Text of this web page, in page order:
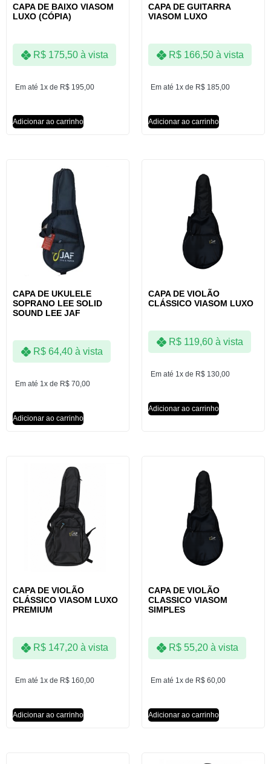
CAPA DE BAIXO VIASOM
LUXO (CÓPIA)
Em até 1x de R$ 195,00
R$175,50 à vista
Adicionar ao carrinho
CAPA DE GUITARRA
VIASOM LUXO
Em até 1x de R$ 185,00
R$166,50 à vista
Adicionar ao carrinho
CAPA DE UKULELE
SOPRANO LEE SOLID
SOUND LEE JAF
Em até 1x de R$ 70,00
R$64,40 à vista
Adicionar ao carrinho
CAPA DE VIOLÃO
CLÁSSICO VIASOM LUXO
Em até 1x de R$ 130,00
R$119,60 à vista
Adicionar ao carrinho
CAPA DE VIOLÃO
CLÁSSICO VIASOM LUXO
PREMIUM
Em até 1x de R$ 160,00
R$147,20 à vista
Adicionar ao carrinho
CAPA DE VIOLÃO
CLASSICO VIASOM
SIMPLES
Em até 1x de R$ 60,00
R$55,20 à vista
Adicionar ao carrinho